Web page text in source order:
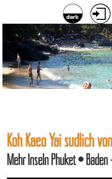
Koh Kaeo Yai südlich
Mehr Inseln Phuket •